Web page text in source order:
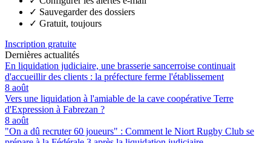
✓ Sauvegarder des dossiers
✓ Gratuit, toujours
Inscription gratuite
Dernières actualités
En liquidation judiciaire, une brasserie sancerroise continuait
d'accueillir des clients : la préfecture ferme l'établissement
8 août
Vers une liquidation à l'amiable de la cave coopérative Terre
d'Expression à Fabrezan ?
8 août
"On a dû recruter 60 joueurs" : Comment le Niort Rugby Club se